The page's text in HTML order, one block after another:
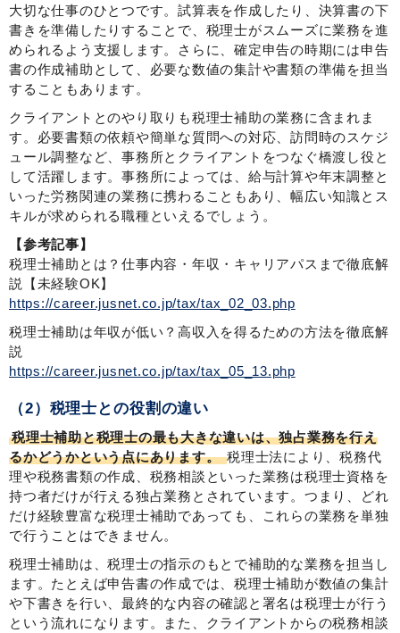
大切な仕事のひとつです。試算表を作成したり、決算書の下
書きを準備したりすることで、税理士がスムーズに業務を進
められるよう支援します。さらに、確定申告の時期には申告
書の作成補助として、必要な数値の集計や書類の準備を担当
することもあります。
クライアントとのやり取りも税理士補助の業務に含まれま
す。必要書類の依頼や簡単な質問への対応、訪問時のスケジ
ュール調整など、事務所とクライアントをつなぐ橋渡し役と
して活躍します。事務所によっては、給与計算や年末調整と
いった労務関連の業務に携わることもあり、幅広い知識とス
キルが求められる職種といえるでしょう。
【参考記事】
税理士補助とは？仕事内容・年収・キャリアパスまで徹底解
説【未経験OK】
https://career.jusnet.co.jp/tax/tax_02_03.php
税理士補助は年収が低い？高収入を得るための方法を徹底解
説
https://career.jusnet.co.jp/tax/tax_05_13.php
（2）税理士との役割の違い
税理士補助と税理士の最も大きな違いは、独占業務を行え
るかどうかという点にあります。税理士法により、税務代
理や税務書類の作成、税務相談といった業務は税理士資格を
持つ者だけが行える独占業務とされています。つまり、どれ
だけ経験豊富な税理士補助であっても、これらの業務を単独
で行うことはできません。
税理士補助は、税理士の指示のもとで補助的な業務を担当し
ます。たとえば申告書の作成では、税理士補助が数値の集計
や下書きを行い、最終的な内容の確認と署名は税理士が行う
という流れになります。また、クライアントからの税務相談